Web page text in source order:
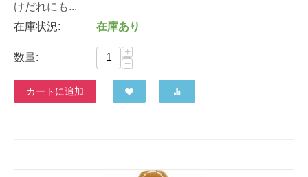
けだれにも...
在庫状況:
在庫あり
数量:
+
−
カートに追加